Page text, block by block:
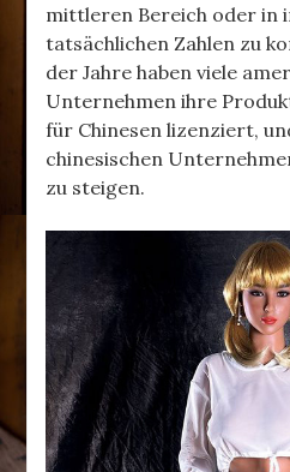
mittleren Bereich oder in
tatsächlichen Zahlen zu
der Jahre haben viele
Unternehmen ihre
für Chinesen lizenziert,
chinesischen
zu steigen.